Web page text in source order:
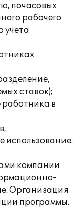
почасовых
рабочего
учета
ставок);
в
использование.
компании
Организация
программы.